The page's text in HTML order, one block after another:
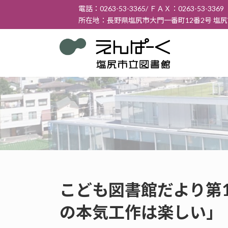
テ
ス
キ
ッ
ゲ
ン
に
移
電話：0263-53-3365/ ＦＡＸ：0263-53-3369
所在地：長野県塩尻市大門一番町12番2号 塩
こども図書館だより
の本気工作は楽しい」